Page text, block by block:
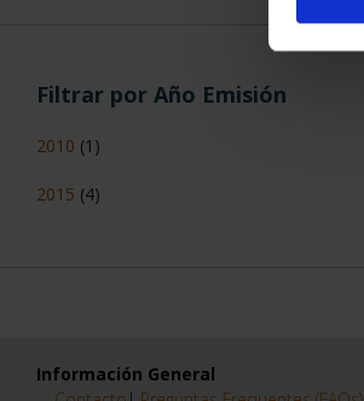
Filtrar por Año Emisión
2010 (1)
2015 (4)
Información General